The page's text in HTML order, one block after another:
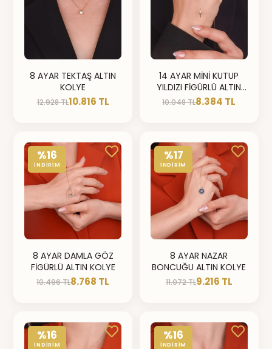
8 AYAR TEKTAŞ ALTIN
KOLYE
12.928 TL10.816 TL
14 AYAR MİNİ KUTUP
YILDIZI FİGÜRLÜ ALTIN
KOLYE
10.048 TL8.384 TL
%16
İNDİRİM
8 AYAR DAMLA GÖZ
FİGÜRLÜ ALTIN KOLYE
10.496 TL8.768 TL
%17
İNDİRİM
8 AYAR NAZAR
BONCUĞU ALTIN KOLYE
11.072 TL9.216 TL
%16
İNDİRİM
%16
İNDİRİM